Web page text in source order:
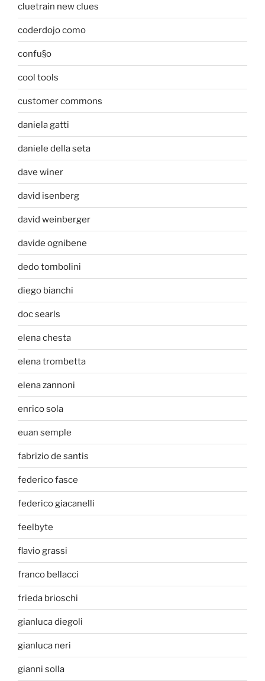
cluetrain new clues
coderdojo como
confu§o
cool tools
customer commons
daniela gatti
daniele della seta
dave winer
david isenberg
david weinberger
davide ognibene
dedo tombolini
diego bianchi
doc searls
elena chesta
elena trombetta
elena zannoni
enrico sola
euan semple
fabrizio de santis
federico fasce
federico giacanelli
feelbyte
flavio grassi
franco bellacci
frieda brioschi
gianluca diegoli
gianluca neri
gianni solla